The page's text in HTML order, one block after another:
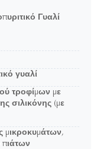
Γυαλί
γυαλί
τροφίμων με
σιλικόνης (με
πιάτων